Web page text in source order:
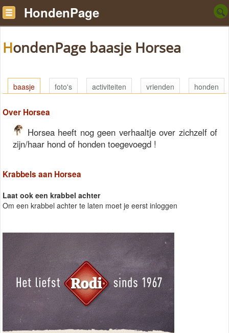
HondenPage
HondenPage baasje Horsea
baasje foto's activiteiten vrienden honden
Over Horsea
Horsea heeft nog geen verhaaltje over zichzelf of
zijn/haar hond of honden toegevoegd !
Krabbels aan Horsea
Laat ook een krabbel achter
Om een krabbel achter te laten moet je eerst inloggen